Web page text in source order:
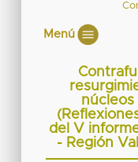
Menú
núcleos
del V
- Región